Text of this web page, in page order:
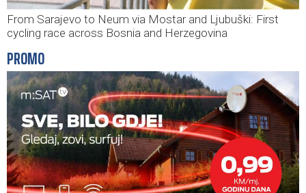
From Sarajevo to Neum via Mostar and Ljubuški: First
cycling race across Bosnia and Herzegovina
PROMO